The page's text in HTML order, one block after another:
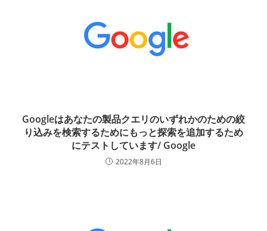
Googleはあなたの製品クエリのいずれかのための絞
り込みを検索するためにもっと探索を追加するため
にテストしています/ Google
2022年8月6日